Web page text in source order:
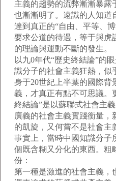
主義的趨勢的流弊漸漸暴露
也漸漸明了。遠識的人知道
達到真正的“自由、平等、
要求公道的待遇，等于與虎
的理論與運動不斷的發生。
以九0年代“歷史終結論”的
識分子的社會主義狂熱，似
身于20世紀上半葉的國際背
義，才真正有點不可思議。
終結論”是以蘇聯式社會主
廣義的社會主義實踐衡量，
的凱旋，又何嘗不是社會主
事實上，當時中國知識分子
個既含糊又分化的東西。粗
份：
第一種是激進的社會主義，